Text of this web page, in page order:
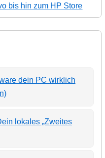
bis hin zum HP Store
dein PC wirklich
lokales „Zweites